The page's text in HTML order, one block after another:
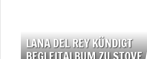
LANA DEL REY KÜNDIGT